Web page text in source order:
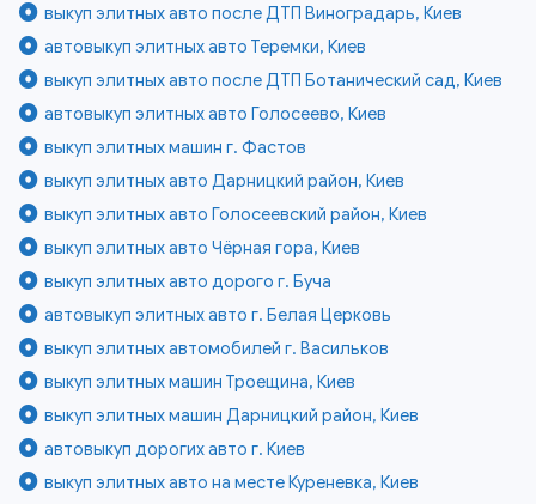
выкуп элитных авто после ДТП Виноградарь, Киев
автовыкуп элитных авто Теремки, Киев
выкуп элитных авто после ДТП Ботанический сад, Киев
автовыкуп элитных авто Голосеево, Киев
выкуп элитных машин г. Фастов
выкуп элитных авто Дарницкий район, Киев
выкуп элитных авто Голосеевский район, Киев
выкуп элитных авто Чёрная гора, Киев
выкуп элитных авто дорого г. Буча
автовыкуп элитных авто г. Белая Церковь
выкуп элитных автомобилей г. Васильков
выкуп элитных машин Троещина, Киев
выкуп элитных машин Дарницкий район, Киев
автовыкуп дорогих авто г. Киев
выкуп элитных авто на месте Куреневка, Киев